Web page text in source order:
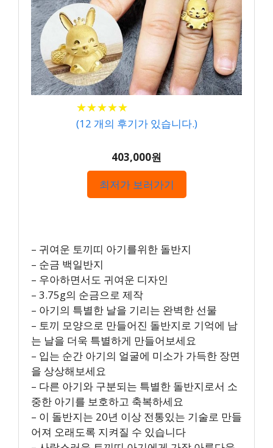
★★★★★
★★★★★
(12 개의 후기가 있습니다.)
403,000원
최저가 보러가기
– 귀여운 토끼띠 아기를위한 돌반지
– 순금 백일반지
– 우아하면서도 귀여운 디자인
– 3.75g의 순금으로 제작
– 아기의 특별한 날을 기리는 완벽한 선물
– 토끼 모양으로 만들어진 돌반지로 기억에 남
는 날을 더욱 특별하게 만들어보세요
– 입는 순간 아기의 얼굴에 미소가 가득한 장면
을 상상해보세요
– 다른 아기와 구분되는 특별한 돌반지로서 소
중한 아기를 보호하고 축복하세요
– 이 돌반지는 20년 이상 전통있는 기술로 만들
어져 오래도록 지켜질 수 있습니다